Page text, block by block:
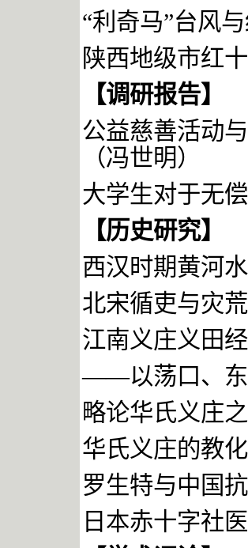
“利奇马”台风
陕西地级市红
【调研报告】
公益慈善活动
（冯世明）
大学生对于无
【历史研究】
西汉时期黄河
北宋循吏与灾
江南义庄义田
——以荡口、
略论华氏义庄
华氏义庄的教
罗生特与中国
日本赤十字社